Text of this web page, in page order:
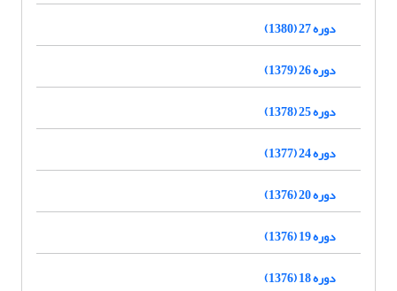
دوره 27 (1380)
دوره 26 (1379)
دوره 25 (1378)
دوره 24 (1377)
دوره 20 (1376)
دوره 19 (1376)
دوره 18 (1376)